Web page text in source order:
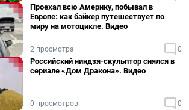
Проехал всю Америку, побывал в
Европе: как байкер путешествует по
миру на мотоцикле. Видео
2 просмотра 0
Российский ниндзя-скульптор снялся в
сериале «Дом Дракона». Видео
0 просмотров 0